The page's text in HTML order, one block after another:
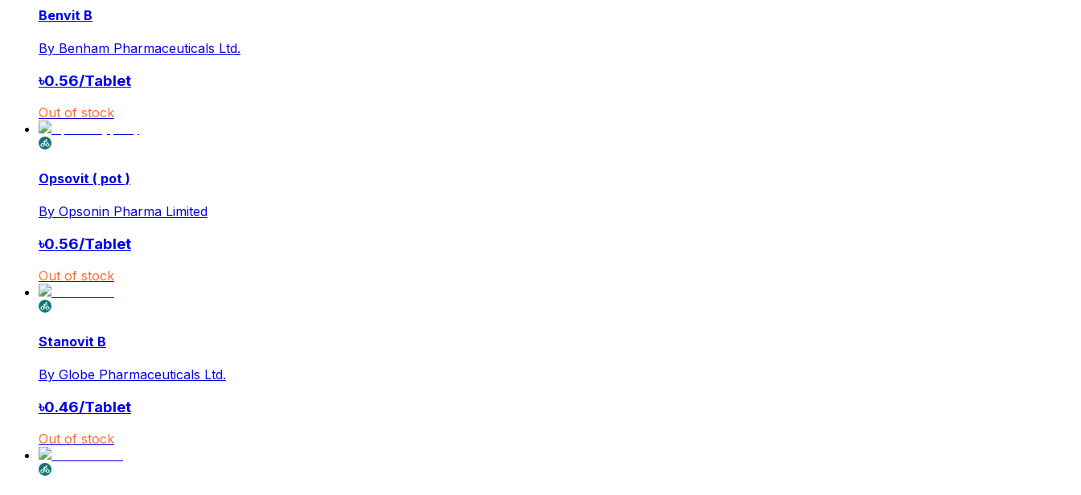
Benvit B
By Benham Pharmaceuticals Ltd.
৳0.56/Tablet
Out of stock
Opsovit ( pot )
By Opsonin Pharma Limited
৳0.56/Tablet
Out of stock
Stanovit B
By Globe Pharmaceuticals Ltd.
৳0.46/Tablet
Out of stock